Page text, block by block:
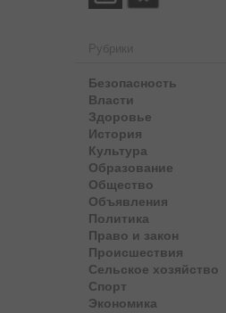
Рубрики
Безопасность
Власти
Здоровье
История
Культура
Образование
Общество
Объявления
Политика
Право и закон
Происшествия
Сельское хозяйство
Спорт
Экономика